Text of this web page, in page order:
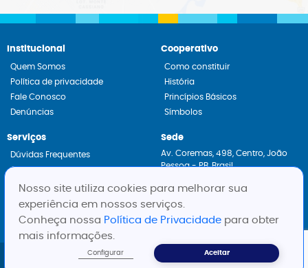
Institucional
Quem Somos
Política de privacidade
Fale Conosco
Denúncias
Cooperativo
Como constituir
História
Princípios Básicos
Símbolos
Serviços
Dúvidas Frequentes
Constituição de Cooperativas
Assessoria Jurídica
Sede
Av. Coremas, 498, Centro, João
Pessoa - PB, Brasil
Fone:
Whatsapp:
Todos os direitos reservados a
SESCOOP-PB
Nosso site utiliza cookies para melhorar sua
experiência em nossos serviços.
Conheça nossa Política de Privacidade para obter
mais informações.
Aceitar
Configurar